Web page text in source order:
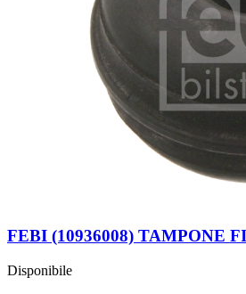
FEBI (10936008) TAMPONE
Disponibile